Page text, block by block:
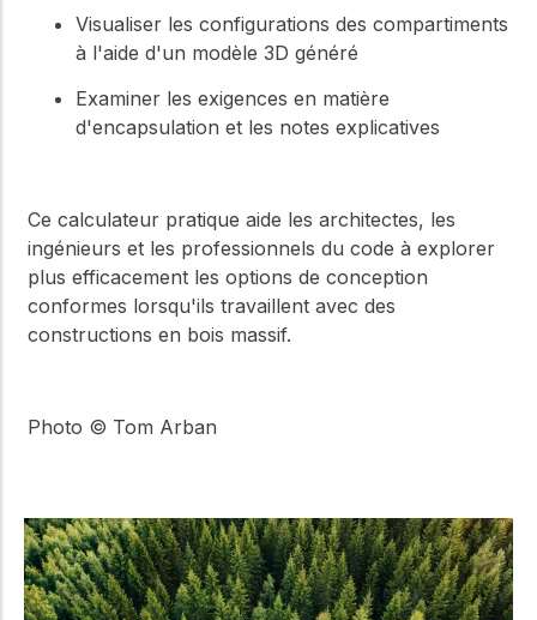
Visualiser les configurations des compartiments
à l'aide d'un modèle 3D généré
Examiner les exigences en matière
d'encapsulation et les notes explicatives
Ce calculateur pratique aide les architectes, les
ingénieurs et les professionnels du code à explorer
plus efficacement les options de conception
conformes lorsqu'ils travaillent avec des
constructions en bois massif.
Photo © Tom Arban